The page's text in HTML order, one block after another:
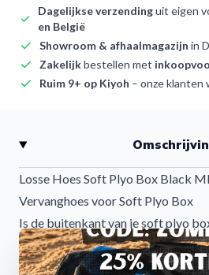
Dagelijkse verzendinguit eigen
en België
Showroom & afhaalmagazijn in
Zakelijkbestellen met
Ruim 9+ op Kiyoh – onze klanten
Losse Hoes Soft Plyo Box Black
Vervanghoes voor Soft Plyo Box
Is de buitenkant van je soft plyo
beschadigd? Met deMP1058-H
Plyo Box geef je jouw plyo box